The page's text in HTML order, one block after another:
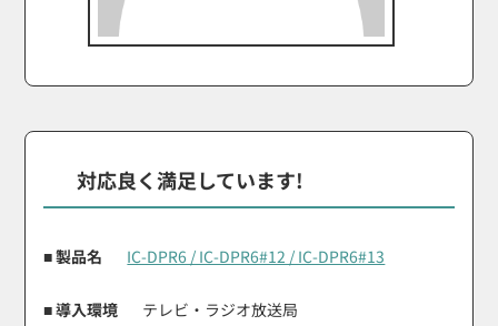
対応良く満足しています!
■ 製品名 IC-DPR6 / IC-DPR6#12 / IC-DPR6#13
■ 導入環境 テレビ・ラジオ放送局